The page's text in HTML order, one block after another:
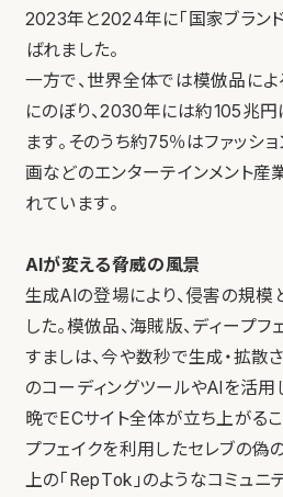
2023年と2024年に「国家ブラン
ばれました。
一方で、世界全体では模倣品に
にのぼり、2030年には約105兆
ます。そのうち約75％はファッシ
画などのエンターテインメント産
れています。
AIが変える脅威の風景
生成AIの登場により、侵害の規
した。模倣品、海賊版、ディープ
すましは、今や数秒で生成・拡散
のコーディングツールやAIを活用
晩でECサイト全体が立ち上がるこ
プフェイクを利用したセレブの
上の「RepTok」のようなコミュ